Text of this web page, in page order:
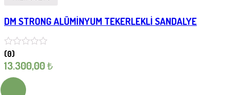
DM STRONG ALÜMİNYUM TEKERLEKLİ SANDALYE
(0)
13.300,00₺